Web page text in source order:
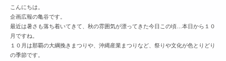
こんにちは。
企画広報の亀谷です。
最近は暑さも落ち着いてきて、秋の雰囲気が漂ってきた今日この頃…本日から１０
月ですね。
１０月は那覇の大綱挽きまつりや、沖縄産業まつりなど、祭りや文化が色とりどり
の季節です。